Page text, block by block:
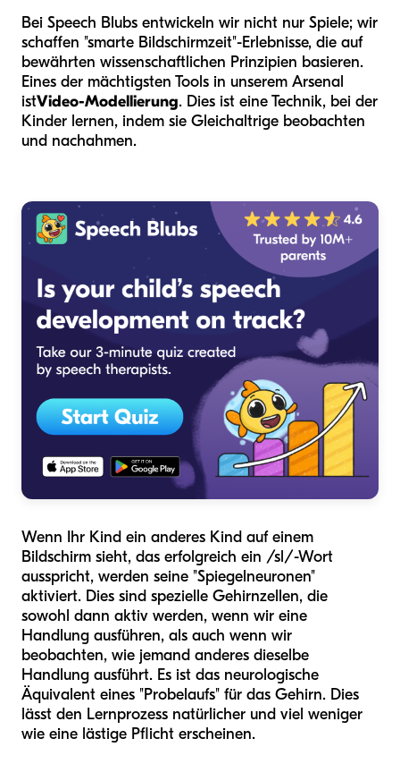
Bei Speech Blubs entwickeln wir nicht nur Spiele; wir
schaffen "smarte Bildschirmzeit"-Erlebnisse, die auf
bewährten wissenschaftlichen Prinzipien basieren.
Eines der mächtigsten Tools in unserem Arsenal
istVideo-Modellierung. Dies ist eine Technik, bei der
Kinder lernen, indem sie Gleichaltrige beobachten
und nachahmen.
Wenn Ihr Kind ein anderes Kind auf einem
Bildschirm sieht, das erfolgreich ein /sl/-Wort
ausspricht, werden seine "Spiegelneuronen"
aktiviert. Dies sind spezielle Gehirnzellen, die
sowohl dann aktiv werden, wenn wir eine
Handlung ausführen, als auch wenn wir
beobachten, wie jemand anderes dieselbe
Handlung ausführt. Es ist das neurologische
Äquivalent eines "Probelaufs" für das Gehirn. Dies
lässt den Lernprozess natürlicher und viel weniger
wie eine lästige Pflicht erscheinen.